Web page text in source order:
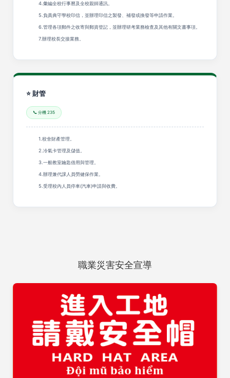
4.彙編全校行事曆及全校親師通訊。
5.負責典守學校印信，並辦理印信之製發、補發或換發等申請作業。
6.管理各項郵件之收寄與郵資登記，並辦理研考業務檢查及其他有關文書事項。
7.辦理校長交接業務。
⭐ 財管
📞 分機 235
1.校舍財產管理。
2.冷氣卡管理及儲值。
3.一般教室鑰匙借用與管理。
4.辦理兼代課人員勞健保作業。
5.受理校內人員停車(汽車)申請與收費。
職業災害安全宣導